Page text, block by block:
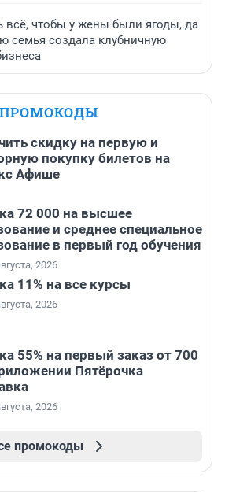
всё, чтобы у жены были ягоды, да
семья создала клубничную
ПРОМОКОДЫ
скидку на первую и
покупку билетов на
Афише
72 000 на высшее
и среднее специальное
в первый год обучения
2026
11% на все курсы
2026
55% на первый заказ от 700
Пятёрочка
2026
промокоды